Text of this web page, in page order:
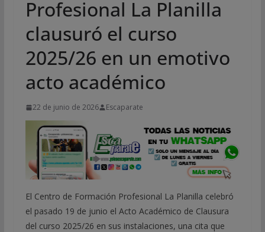
Profesional La Planilla
clausuró el curso
2025/26 en un emotivo
acto académico
22 de junio de 2026 Escaparate
El Centro de Formación Profesional La Planilla celebró
el pasado 19 de junio el Acto Académico de Clausura
del curso 2025/26 en sus instalaciones, una cita que